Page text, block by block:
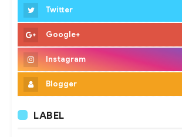
Twitter
Google+
Instagram
Blogger
LABEL